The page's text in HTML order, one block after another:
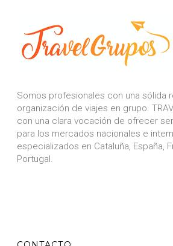
Somos profesionales con una sólida
organización de viajes en grupo.
con una clara vocación de ofrecer
para los mercados nacionales e
especializados en Cataluña, España,
Portugal.